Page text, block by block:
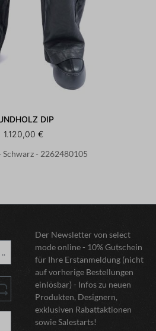
DIP
1.120,00 €
Schwarz - 2262480105
Der Newsletter von select
mode online - 10% Gutschein
für Ihre Erstanmeldung (nicht
auf vorherige Bestellungen
einlösbar) - Infos zu neuen
Produkten, Designern,
exklusiven Rabattaktionen
sowie Salestarts!